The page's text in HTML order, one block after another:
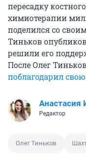
пересадку
химиотерапии
поделился со
Тиньков
решили его
После Олег
поблагодарил
Анастасия
Редактор
Олег Тиньков